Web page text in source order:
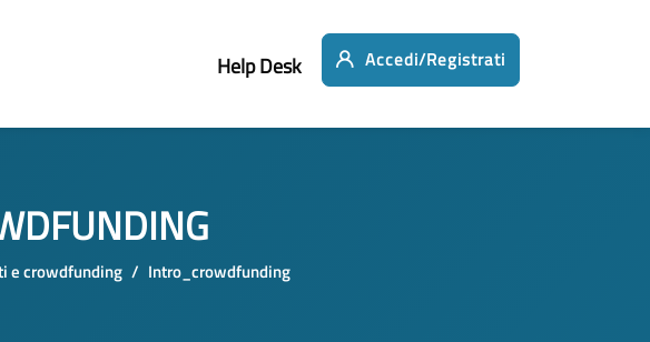
Help Desk Accedi/Registrati
e crowdfunding Intro_crowdfunding